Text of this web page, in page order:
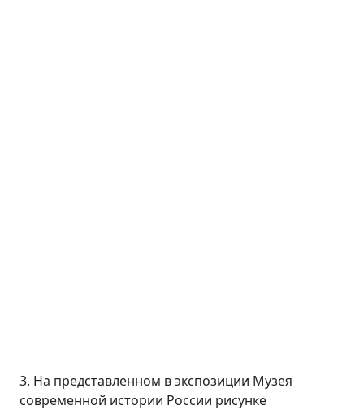
3. На представленном в экспозиции Музея
современной истории России рисунке